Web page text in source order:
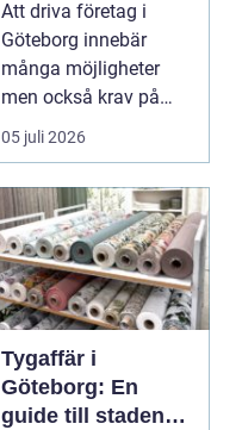
Att driva företag i
Göteborg innebär
många möjligheter
men också krav på
ordning i ekonomin.
För må...
05 juli 2026
Tygaffär i
Göteborg: En
guide till stadens